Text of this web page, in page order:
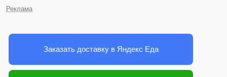
Реклама
Заказать доставку в Яндекс Еда